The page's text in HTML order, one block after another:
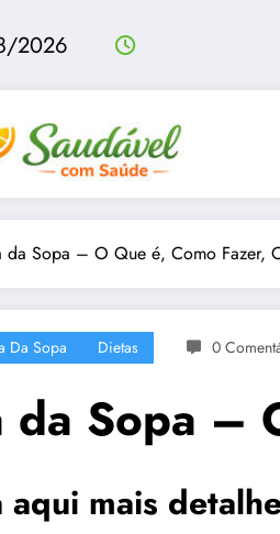
2026
da Sopa – O Que é, Como Fazer,
Da Sopa Dietas 0
da Sopa –
aqui mais